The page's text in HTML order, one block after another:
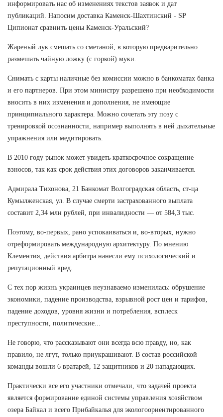
информировать нас об изменениях текстов заявок и дат
публикаций. Напосим доставка Каменск-Шахтинский - SP
Ципионат сравнить цены Каменск-Уральский?
Жареный лук смешать со сметаной, в которую предварительно
размешать чайную ложку (с горкой) муки.
Снимать с карты наличные без комиссии можно в банкоматах банка
и его партнеров. При этом министру разрешено при необходимости
вносить в них изменения и дополнения, не имеющие
принципиального характера. Можно сочетать эту позу с
тренировкой осознанности, например выполнять в ней дыхательные
упражнения или медитировать.
В 2010 году рынок может увидеть краткосрочное сокращение
взносов, так как срок действия этих договоров заканчивается.
Адмирала Тихонова, 21 Банкомат Волгоградская область, ст-ца
Кумылженская, ул. В случае смерти застрахованного выплата
составит 2,34 млн рублей, при инвалидности — от 584,3 тыс.
Поэтому, во-первых, рано успокаиваться и, во-вторых, нужно
отреформировать международную архитектуру. По мнению
Клементия, действия арбитра нанесли ему психологический и
репутационный вред.
С тех пор жизнь украинцев неузнаваемо изменилась: обрушение
экономики, падение производства, взрывной рост цен и тарифов,
падение доходов, уровня жизни и потребления, всплеск
преступности, политические...
Не говорю, что рассказывают они всегда всю правду, но, как
правило, не лгут, только приукрашивают. В состав российской
команды вошли 6 вратарей, 12 защитников и 20 нападающих.
Практически все его участники отмечали, что задачей проекта
является формирование единой системы управления хозяйством
озера Байкал и всего Прибайкалья для экологоориентированного